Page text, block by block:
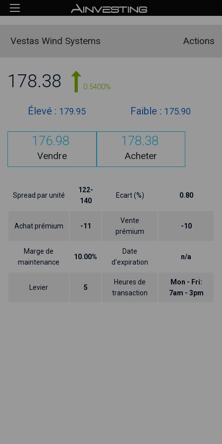
Vestas Wind Systems Actions
178.38 0.5400%
Élevé : 179.95 Faible : 175.90
176.98
Vendre
178.38
Acheter
Spread par unité
122-
140
Ecart (%) 0.80
Achat prémium -11
Vente
prémium
-10
Marge de
maintenance
10.00%
Date
d'expiration
n/a
Levier 5
Heures de
transaction
Mon - Fri:
7am - 3pm